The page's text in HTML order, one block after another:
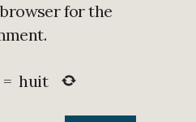
for the
= huit